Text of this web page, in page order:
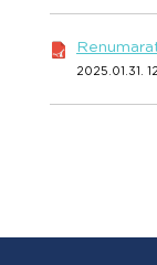
2025.01.31.